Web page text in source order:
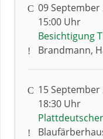
09 September
15:00 Uhr
Besichtigung
Brandmann,
15 September
18:30 Uhr